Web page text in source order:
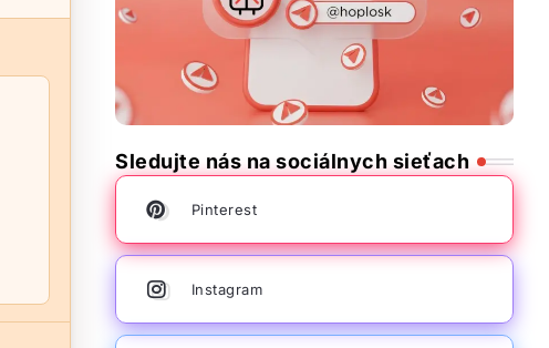
Sledujte nás na sociálnych sieťach
Pinterest
Instagram